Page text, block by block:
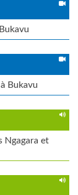
Bukavu
Ngagara et